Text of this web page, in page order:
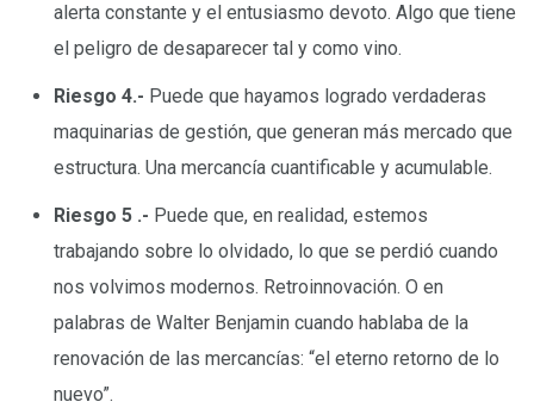
alerta constante y el entusiasmo devoto. Algo que tiene
el peligro de desaparecer tal y como vino.
Riesgo 4.- Puede que hayamos logrado verdaderas
maquinarias de gestión, que generan más mercado que
estructura. Una mercancía cuantificable y acumulable.
Riesgo 5 .- Puede que, en realidad, estemos
trabajando sobre lo olvidado, lo que se perdió cuando
nos volvimos modernos. Retroinnovación. O en
palabras de Walter Benjamin cuando hablaba de la
renovación de las mercancías: “el eterno retorno de lo
nuevo”.